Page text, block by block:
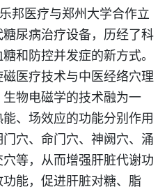
医疗与郑州大学合作立
尿病治疗设备，历经了科
和防控并发症的新方式。
医疗技术与中医经络穴理
物电磁学的技术融为一
、场效应的功能分别作用
穴、命门穴、神阙穴、涌
等，从而增强肝脏代谢功
能，促进肝脏对糖、脂